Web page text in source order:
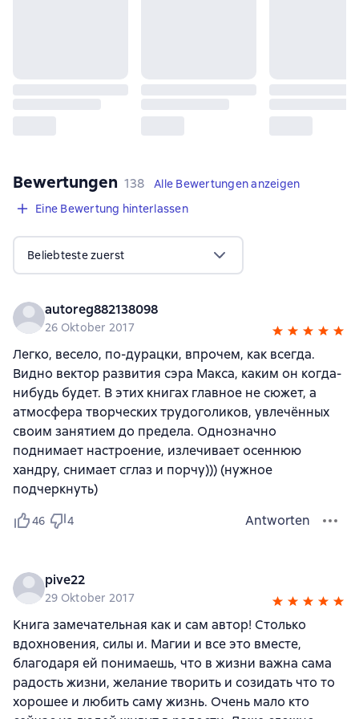
Bewertungen 138 Bewertungen
138
Alle Bewertungen anzeigen
Eine Bewertung hinterlassen
Beliebteste zuerst
autoreg882138098
26 Oktober 2017
Легко, весело, по-дурацки, впрочем, как всегда.
Видно вектор развития сэра Макса, каким он когда-
нибудь будет. В этих книгах главное не сюжет, а
атмосфера творческих трудоголиков, увлечённых
своим занятием до предела. Однозначно
поднимает настроение, излечивает осеннюю
хандру, снимает сглаз и порчу))) (нужное
подчеркнуть)
46 4 Antworten
pive22
29 Oktober 2017
Книга замечательная как и сам автор! Столько
вдохновения, силы и. Магии и все это вместе,
благодаря ей понимаешь, что в жизни важна сама
радость жизни, желание творить и созидать что то
хорошее и любить саму жизнь. Очень мало кто